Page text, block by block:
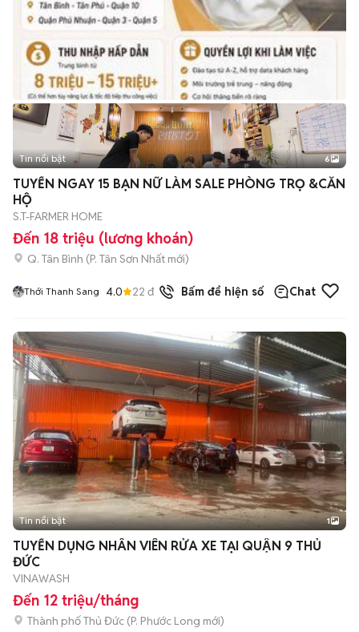
+2
Tin nổi bật 6
TUYỂN NGAY 15 BẠN NỮ LÀM SALE PHÒNG TRỌ &CĂN
HỘ
S.T-FARMER HOME
Đến 18 triệu (lương khoán)
Q. Tân Bình (P. Tân Sơn Nhất mới)
Thới Thanh Sang 4.0 22 đã bánBấm để hiện số Chat
Tin nổi bật 1
TUYỂN DỤNG NHÂN VIÊN RỬA XE TẠI QUẬN 9 THỦ
ĐỨC
VINAWASH
Đến 12 triệu/tháng
Thành phố Thủ Đức (P. Phước Long mới)